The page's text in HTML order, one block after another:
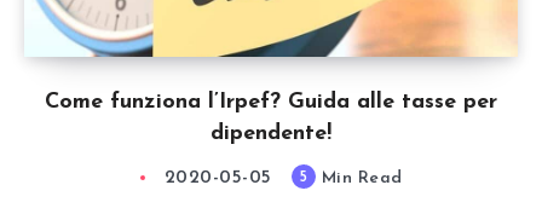
Come funziona l’Irpef? Guida alle tasse per
dipendente!
2020-05-05 5 Min Read